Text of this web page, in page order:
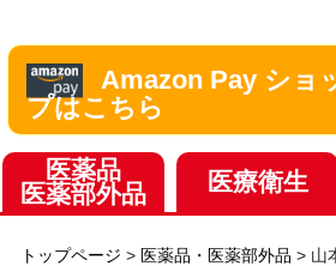
Amazon Pay ショ
プはこちら
医薬品
医薬部外品
医療衛生
トップページ > 医薬品・医薬部外品 > 山